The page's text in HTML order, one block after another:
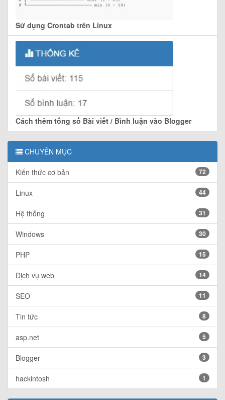
Sử dụng Crontab trên Linux
Cách thêm tổng số Bài viết / Bình luận vào Blogger
CHUYÊN MỤC
Kiến thức cơ bản 72
Linux 44
Hệ thống 31
Windows 30
PHP 15
Dịch vụ web 14
SEO 11
Tin tức 8
asp.net 5
Blogger 3
hackintosh 1